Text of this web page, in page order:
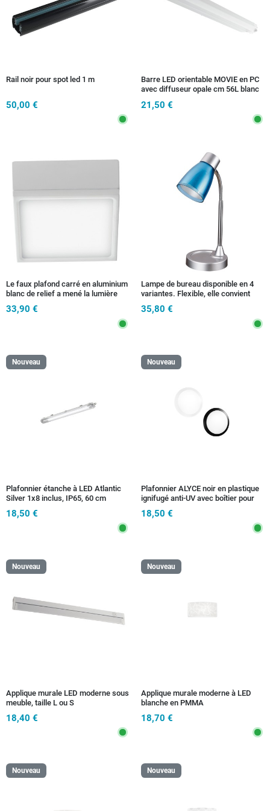
Rail noir pour spot led 1 m
50,00 €
Barre LED orientable MOVIE en PC
avec diffuseur opale cm 56L blanc
21,50 €
Le faux plafond carré en aluminium
blanc de relief a mené la lumière
naturelle de 16 watts
33,90 €
Lampe de bureau disponible en 4
variantes. Flexible, elle convient
aux bureaux et aux espaces de
travail. Culot E14.
35,80 €
Nouveau
Plafonnier étanche à LED Atlantic
Silver 1x8 inclus, IP65, 60 cm
18,50 €
Nouveau
Plafonnier ALYCE noir en plastique
ignifugé anti-UV avec boîtier pour
mm 1 x E27
18,50 €
Nouveau
Applique murale LED moderne sous
meuble, taille L ou S
18,40 €
Nouveau
Applique murale moderne à LED
blanche en PMMA
18,70 €
Nouveau Nouveau